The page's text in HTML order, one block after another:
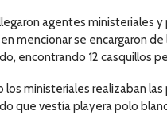
agentes ministeriales
mencionar se encargaron
encontrando 12 casquillos
los ministeriales realizaban
que vestía playera polo